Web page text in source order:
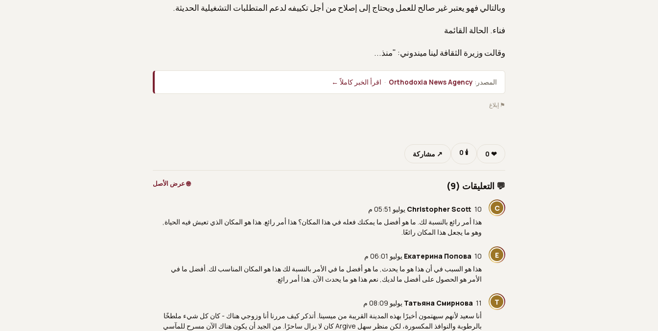
وبالتالي فهو يعتبر غير صالح للعمل ويحتاج إلى إصلاح من أجل تكييفه لدعم المتطلبات التشغيلية الحديثة.
فناء. الحالة القائمة
وقالت وزيرة الثقافة لينا ميندوني: "منذ...
المصدر: Orthodoxia News Agency
· اقرأ الخبر كاملاً ←
⚑ إبلاغ
❤
0
🕯
0 ↗ مشاركة
💬 التعليقات (9) 🌐 عرض الأصل
C
Christopher Scott 10 يوليو 05:51 م
هذا أمر رائع بالنسبة لك. ما هو أفضل ما يمكنك فعله في هذا المكان؟ هذا أمر رائع. هذا هو المكان الذي تعيش فيه الحياة,
وهو ما يجعل هذا المكان رائعًا.
Е
Екатерина Попова 10 يوليو 06:01 م
هذا هو السبب في أن هذا هو ما يحدث, ما هو أفضل ما في الأمر بالنسبة لك هذا هو المكان المناسب لك. أفضل ما في
الأمر هو الحصول على أفضل ما لديك, نعم هذا هو ما يحدث الآن. هذا أمر رائع.
Т
Татьяна Смирнова 11 يوليو 08:09 م
أنا سعيد لأنهم سيهتمون أخيرًا بهذه المدينة القريبة من ميسينا. أتذكر كيف مررنا أنا وزوجي هناك - كان كل شيء ملطخًا
بالرطوبة والنوافذ المكسورة، لكن منظر سهل Argive كان لا يزال ساحرًا. من الجيد أن يكون هناك الآن مسرح للمآسي